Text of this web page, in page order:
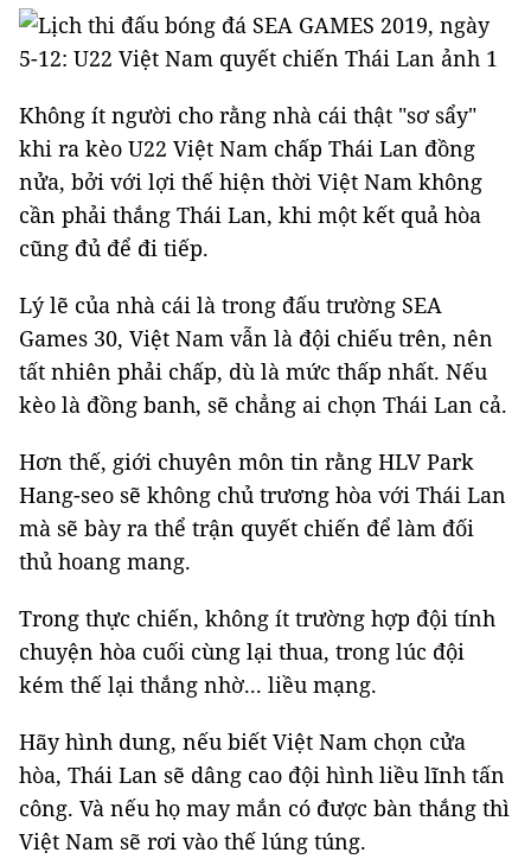
Không ít người cho rằng nhà cái thật "sơ sẩy"
khi ra kèo U22 Việt Nam chấp Thái Lan đồng
nửa, bởi với lợi thế hiện thời Việt Nam không
cần phải thắng Thái Lan, khi một kết quả hòa
cũng đủ để đi tiếp.
Lý lẽ của nhà cái là trong đấu trường SEA
Games 30, Việt Nam vẫn là đội chiếu trên, nên
tất nhiên phải chấp, dù là mức thấp nhất. Nếu
kèo là đồng banh, sẽ chẳng ai chọn Thái Lan cả.
Hơn thế, giới chuyên môn tin rằng HLV Park
Hang-seo sẽ không chủ trương hòa với Thái Lan
mà sẽ bày ra thể trận quyết chiến để làm đối
thủ hoang mang.
Trong thực chiến, không ít trường hợp đội tính
chuyện hòa cuối cùng lại thua, trong lúc đội
kém thế lại thắng nhờ... liều mạng.
Hãy hình dung, nếu biết Việt Nam chọn cửa
hòa, Thái Lan sẽ dâng cao đội hình liều lĩnh tấn
công. Và nếu họ may mắn có được bàn thắng thì
Việt Nam sẽ rơi vào thế lúng túng.